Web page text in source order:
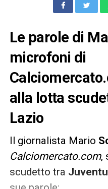
Le parole di
microfoni di
alla lotta
Lazio
Il giornalista Mario
Calciomercato.com,
scudetto tra